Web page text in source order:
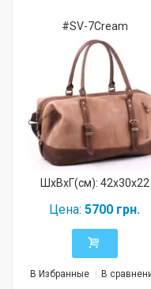
#SV-7Cream
ШхВхГ(см): 42x30x22
Цена: 5700 грн.
В Избранные В